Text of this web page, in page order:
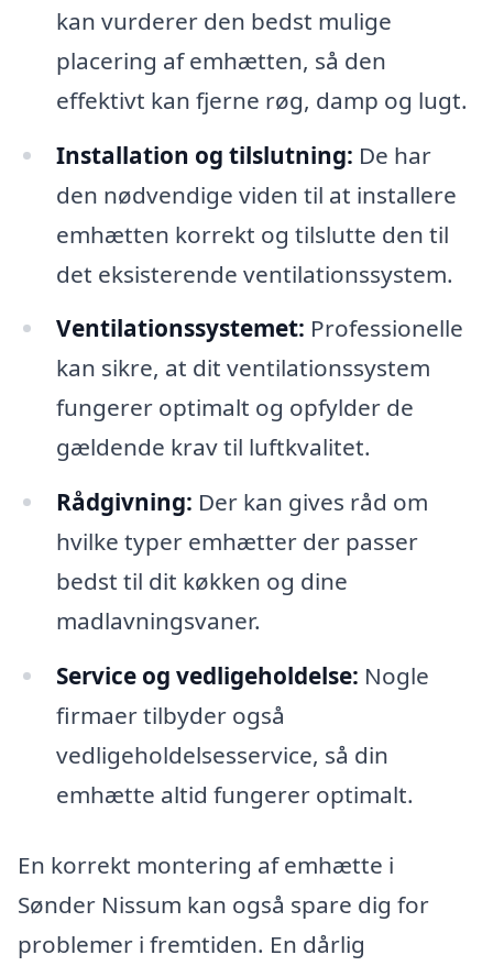
kan vurderer den bedst mulige
placering af emhætten, så den
effektivt kan fjerne røg, damp og lugt.
Installation og tilslutning: De har
den nødvendige viden til at installere
emhætten korrekt og tilslutte den til
det eksisterende ventilationssystem.
Ventilationssystemet: Professionelle
kan sikre, at dit ventilationssystem
fungerer optimalt og opfylder de
gældende krav til luftkvalitet.
Rådgivning: Der kan gives råd om
hvilke typer emhætter der passer
bedst til dit køkken og dine
madlavningsvaner.
Service og vedligeholdelse: Nogle
firmaer tilbyder også
vedligeholdelsesservice, så din
emhætte altid fungerer optimalt.
En korrekt montering af emhætte i
Sønder Nissum kan også spare dig for
problemer i fremtiden. En dårlig